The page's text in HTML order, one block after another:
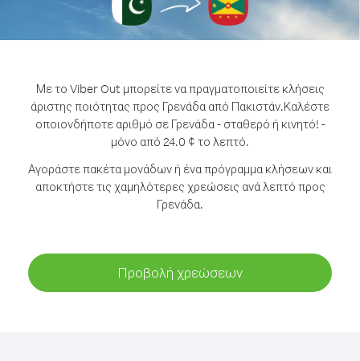
Με το Viber Out μπορείτε να πραγματοποιείτε κλήσεις
άριστης ποιότητας προς Γρενάδα από Πακιστάν.Καλέστε
οποιονδήποτε αριθμό σε Γρενάδα - σταθερό ή κινητό! -
μόνο από 24.0 ¢ το λεπτό.
Αγοράστε πακέτα μονάδων ή ένα πρόγραμμα κλήσεων και
αποκτήστε τις χαμηλότερες χρεώσεις ανά λεπτό προς
Γρενάδα.
Προβολή χρεώσεων